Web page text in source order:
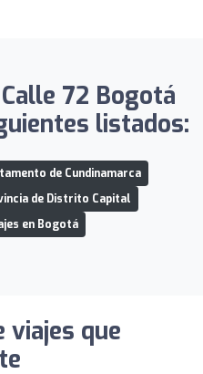
72 Bogotá
listados:
de Cundinamarca
de Distrito Capital
en Bogotá
viajes que